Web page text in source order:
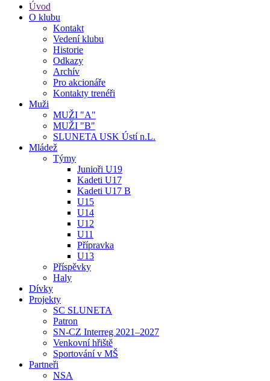
Úvod
O klubu
Kontakt
Vedení klubu
Historie
Odkazy
Archív
Pro akcionáře
Kontakty trenéři
Muži
MUŽI "A"
MUŽI "B"
SLUNETA USK Ústí n.L.
Mládež
Týmy
Junioři U19
Kadeti U17
Kadeti U17 B
U15
U14
U12
U11
Přípravka
U13
Příspěvky
Haly
Dívky
Projekty
SC SLUNETA
Patron
SN-CZ Interreg 2021–2027
Venkovní hřiště
Sportování v MŠ
Partneři
NSA